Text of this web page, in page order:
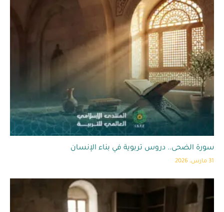
سورة الضحى.. دروس تربوية في بناء الإنسان
31 مارس، 2026